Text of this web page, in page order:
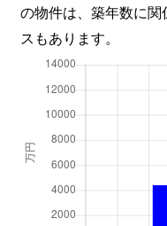
北根
北根
北根
北根
の物件は、築年数に
スもあります。